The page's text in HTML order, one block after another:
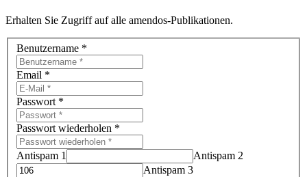
Erhalten Sie Zugriff auf alle amendos-Publikationen.
Benutzername *
Email *
Passwort *
Passwort wiederholen *
Antispam 1
Antispam 2
Antispam 3